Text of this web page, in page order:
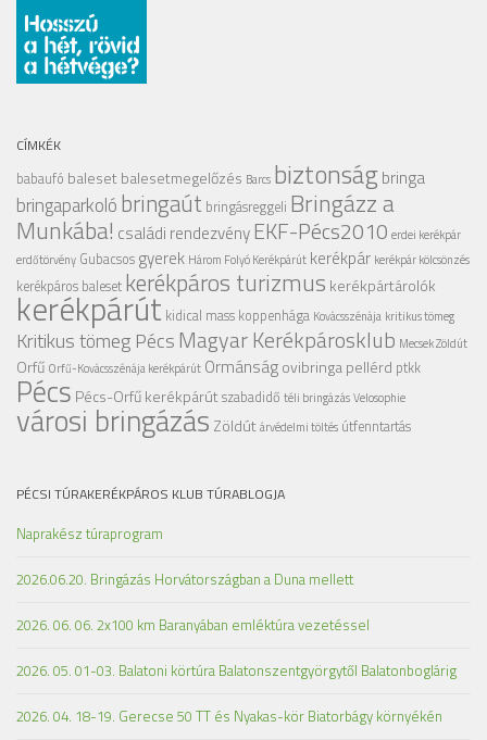
CÍMKÉK
babaufó balesetbalesetmegelőzés Barcs biztonságbringa
bringaparkolóbringaút bringásreggeli Bringázz a
Munkába! családi rendezvényEKF-Pécs2010 erdei kerékpár
erdőtörvény Gubacsos gyerek Három Folyó Kerékpárút kerékpár kerékpár kölcsönzés
kerékpáros baleset kerékpáros turizmus kerékpártárolók
kerékpárút kidical mass koppenhága Kovácsszénája kritikus tömeg
Kritikus tömeg PécsMagyar Kerékpárosklub Mecsek Zöldút
Orfű Orfű-Kovácsszénája kerékpárút Ormánságovibringapellérd ptkk
Pécs Pécs-Orfű kerékpárútszabadidő téli bringázásVelosophie
városi bringázás Zöldútárvédelmi töltés útfenntartás
PÉCSI TÚRAKERÉKPÁROS KLUB TÚRABLOGJA
Naprakész túraprogram
2026.06.20. Bringázás Horvátországban a Duna mellett
2026. 06. 06. 2x100 km Baranyában emléktúra vezetéssel
2026. 05. 01-03. Balatoni körtúra Balatonszentgyörgytől Balatonboglárig
2026. 04. 18-19. Gerecse 50 TT és Nyakas-kör Biatorbágy környékén